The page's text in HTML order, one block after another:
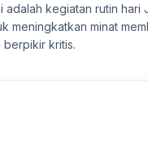
adalah kegiatan rutin hari
meningkatkan minat
berpikir kritis.